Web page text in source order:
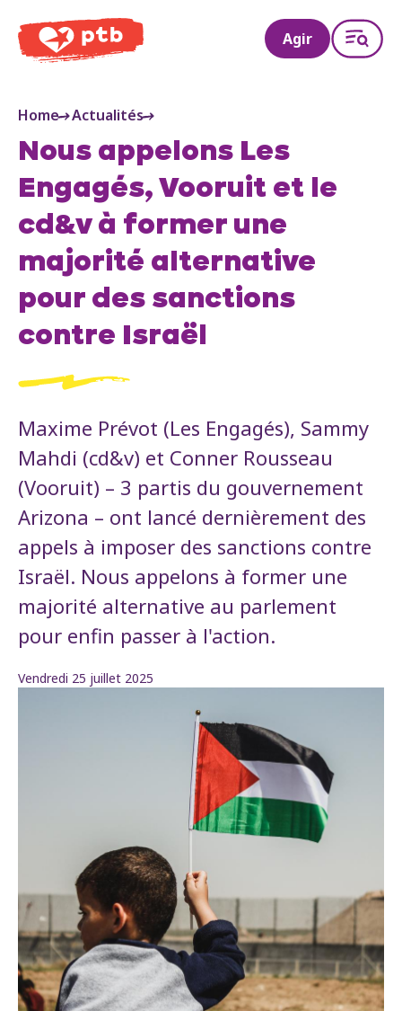
PTB
Agir
Home Actualités
Nous appelons Les
Engagés, Vooruit et le
cd&v à former une
majorité alternative
pour des sanctions
contre Israël
Maxime Prévot (Les Engagés), Sammy
Mahdi (cd&v) et Conner Rousseau
(Vooruit) – 3 partis du gouvernement
Arizona – ont lancé dernièrement des
appels à imposer des sanctions contre
Israël. Nous appelons à former une
majorité alternative au parlement
pour enfin passer à l'action.
Vendredi 25 juillet 2025